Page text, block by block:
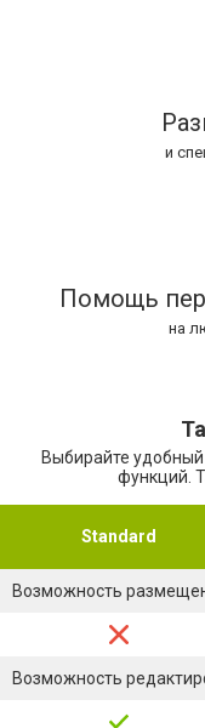
и
Помощь
на
Выбирайте
функций.
Standard
Возможность
Возможность